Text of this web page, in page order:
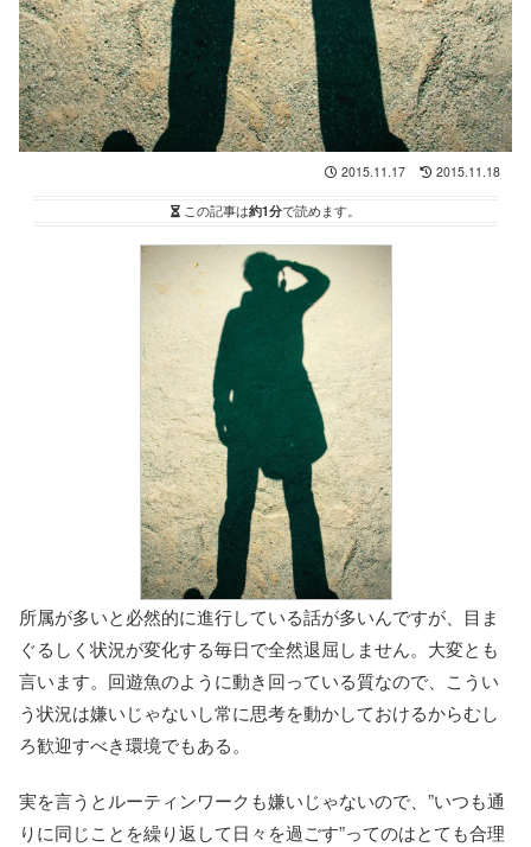
2015.11.17 2015.11.18
この記事は約1分で読めます。
所属が多いと必然的に進行している話が多いんですが、目ま
ぐるしく状況が変化する毎日で全然退屈しません。大変とも
言います。回遊魚のように動き回っている質なので、こうい
う状況は嫌いじゃないし常に思考を動かしておけるからむし
ろ歓迎すべき環境でもある。
実を言うとルーティンワークも嫌いじゃないので、”いつも通
りに同じことを繰り返して日々を過ごす”ってのはとても合理